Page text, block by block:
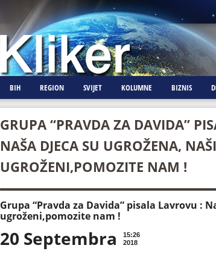
BIH REGION SVIJET KOLUMNE BIZNIS
GRUPA “PRAVDA ZA DAVIDA”
NAŠA DJECA SU UGROŽENA,
UGROŽENI,POMOZITE NAM !
Grupa “Pravda za Davida” pisala Lavrovu :
ugroženi,pomozite nam !
20 Septembra
15:26
2018